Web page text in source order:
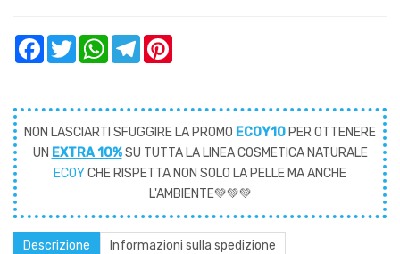
FacebookTwitterWhatsAppTelegram
NON LASCIARTI SFUGGIRE LA PROMO ECOY10 PER OTTENERE
UN EXTRA 10%SU TUTTA LA LINEA COSMETICA NATURALE
ECOYCHE RISPETTA NON SOLO LA PELLE MA ANCHE
L'AMBIENTE💚💚💚
Descrizione Informazioni sulla spedizione